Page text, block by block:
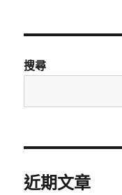
搜尋
近期文章